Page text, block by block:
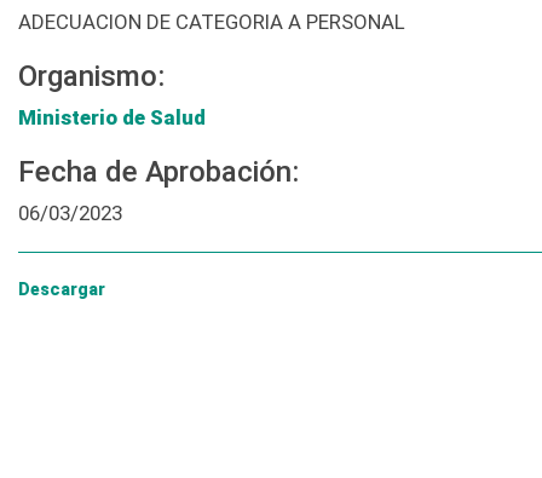
ADECUACION DE CATEGORIA A PERSONAL
Organismo:
Ministerio de Salud
Fecha de Aprobación:
06/03/2023
Descargar